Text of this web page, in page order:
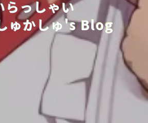
らっしゃい
ゅかしゅ's Blog